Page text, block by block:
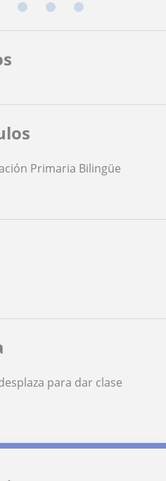
Primaria Bilingüe
para dar clase